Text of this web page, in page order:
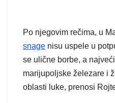
Po njegovim rečima, u
snage nisu uspele u
se ulične borbe, a
marijupoljske železare i
oblasti luke, prenosi